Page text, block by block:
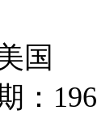
国
：